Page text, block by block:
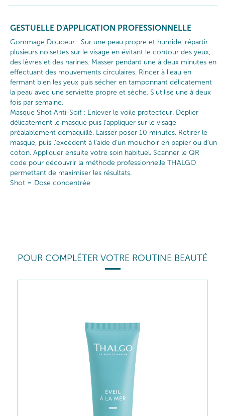
GESTUELLE D'APPLICATION PROFESSIONNELLE
Gommage Douceur : Sur une peau propre et humide, répartir
plusieurs noisettes sur le visage en évitant le contour des yeux,
des lèvres et des narines. Masser pendant une à deux minutes en
effectuant des mouvements circulaires. Rincer à l'eau en
fermant bien les yeux puis sécher en tamponnant délicatement
la peau avec une serviette propre et sèche. S'utilise une à deux
fois par semaine.
Masque Shot Anti-Soif : Enlever le voile protecteur. Déplier
délicatement le masque puis l’appliquer sur le visage
préalablement démaquillé. Laisser poser 10 minutes. Retirer le
masque, puis l'excédent à l'aide d'un mouchoir en papier ou d'un
coton. Appliquer ensuite votre soin habituel. Scanner le QR
code pour découvrir la méthode professionnelle THALGO
permettant de maximiser les résultats.
Shot = Dose concentrée
POUR COMPLÉTER VOTRE ROUTINE BEAUTÉ